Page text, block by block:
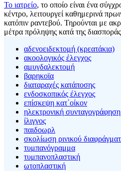
Το ιατρείο, το οποίο είναι ένα
κέντρο, λειτουργεί καθημερινά
κατόπιν ραντεβού. Τηρούνται με
μέτρα πρόληψης κατά της
αδενοειδεκτομή (κρεατάκια)
ακοολογικός έλεγχος
αμυγδαλεκτομή
βαρηκοϊα
διαταραχές κατάποσης
ενδοσκοπικός έλεγχος
επίσκεψη κατ΄οίκον
ηλεκτρονική συνταγογράφηση
ίλιγγος
παιδοωρλ
σκολίωση ρινικού
τυμπανόγραμμα
τυμπανοπλαστική
ωτοπλαστική